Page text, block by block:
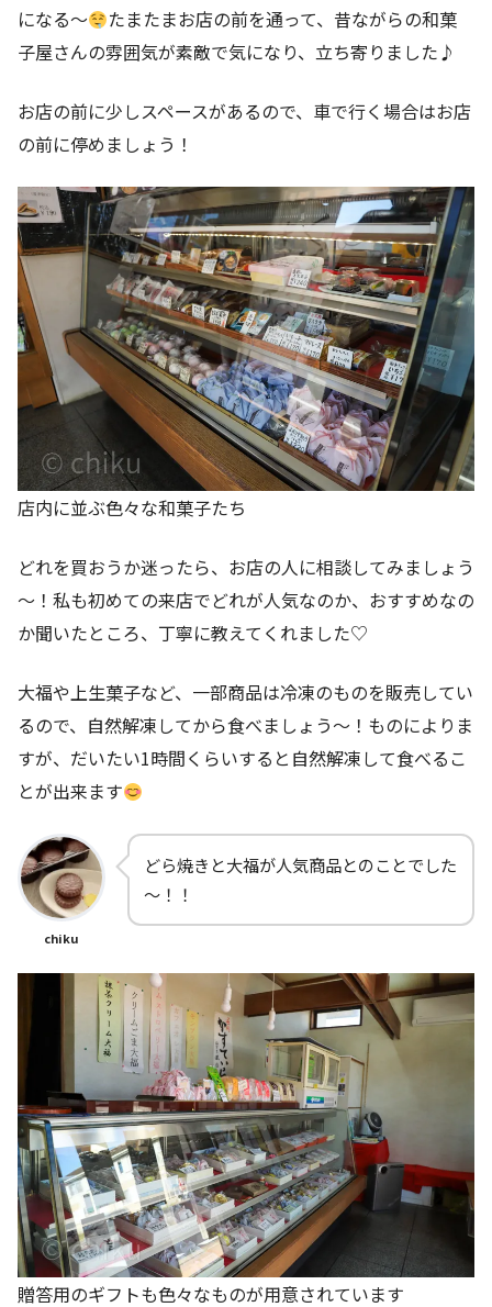
になる～
たまたまお店の前を通って、昔ながらの和菓
子屋さんの雰囲気が素敵で気になり、立ち寄りました♪
お店の前に少しスペースがあるので、車で行く場合はお店
の前に停めましょう！
店内に並ぶ色々な和菓子たち
どれを買おうか迷ったら、お店の人に相談してみましょう
～！私も初めての来店でどれが人気なのか、おすすめなの
か聞いたところ、丁寧に教えてくれました♡
大福や上生菓子など、一部商品は冷凍のものを販売してい
るので、自然解凍してから食べましょう～！ものによりま
すが、だいたい1時間くらいすると自然解凍して食べるこ
とが出来ます
chiku
どら焼きと大福が人気商品とのことでした
～！！
贈答用のギフトも色々なものが用意されています